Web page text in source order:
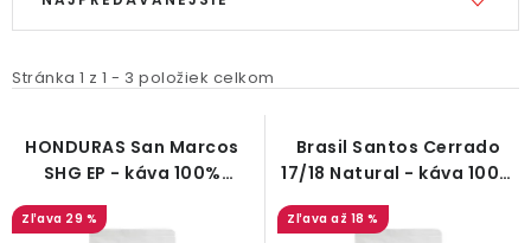
i
p
o
Stránka 1 z 1 - 3 položiek celkom
e
p
HONDURAS San Marcos
SHG EP - káva 100%
Arabica
29 %
Brasil Santos Cerrado
17/18 Natural - káva 100%
Arabica
až 18 %